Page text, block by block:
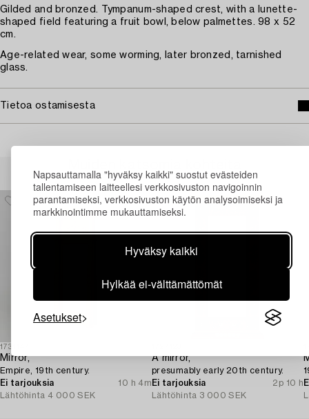
Napsauttamalla "hyväksy kaikki" suostut evästeiden
tallentamiseen laitteellesi verkkosivuston navigoinnin
parantamiseksi, verkkosivuston käytön analysoimiseksi ja
markkinointimme mukauttamiseksi.
Hyväksy kaikki
Hylkää ei-välttämättömät
Asetukset
Gilded and bronzed. Tympanum-shaped crest, with a lunette-
shaped field featuring a fruit bowl, below palmettes. 98 x 52
cm.
Age-related wear, some worming, later bronzed, tarnished
glass.
Tietoa ostamisesta
1731147
Mirror,
Empire, 19th century.
Ei tarjouksia
10 h 4m
Lähtöhinta 4 000 SEK
A mirror,
presumably early 20th century.
Ei tarjouksia
2p 10 h
Lähtöhinta 3 000 SEK